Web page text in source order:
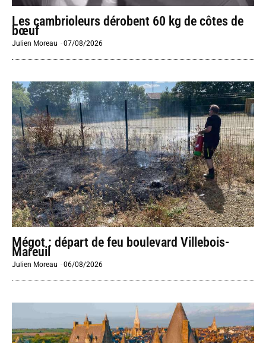
Les cambrioleurs dérobent 60 kg de côtes de
bœuf
Julien Moreau -07/08/2026
Mégot : départ de feu boulevard Villebois-
Mareuil
Julien Moreau -06/08/2026